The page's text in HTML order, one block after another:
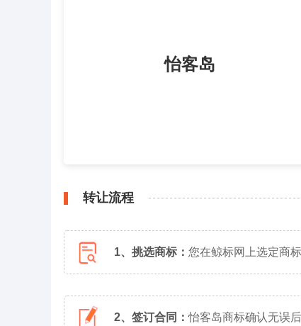
怡客岛
转让流程
1、挑选商标： 您在鲸标网上选定商
2、签订合同：怡客岛商标确认无误